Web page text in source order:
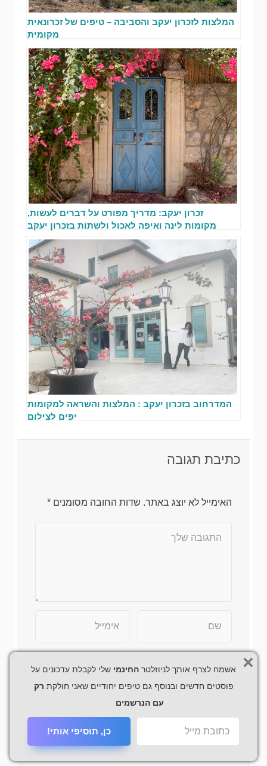
המלצות לזכרון יעקב והסביבה – טיפים של זכרונאית
מקומית
זכרון יעקב: מדריך מפורט על דברים לעשות,
מקומות לינה ואיפה לאכול ולשתות בזכרון יעקב
המדרחוב בזכרון יעקב : המלצות והשראה למקומות
יפים לצילום
כתיבת תגובה
האימייל לא יוצג באתר. שדות החובה מסומנים *
אשמח לצרף אותך לניוזלטר החינמי שלי לקבלת עדכונים על
פוסטים חדשים ובנוסף גם טיפים יחודיים שאני חולקת רק
עם הנרשמים
כן, תוסיפי אותי!
×